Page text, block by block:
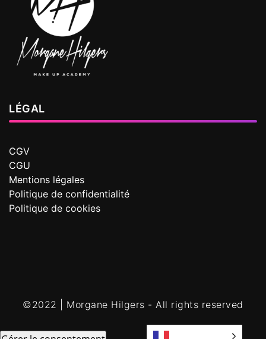
LÉGAL
CGV
CGU
Mentions légales
Politique de confidentialité
Politique de cookies
©2022 | Morgane Hilgers - All rights reserved